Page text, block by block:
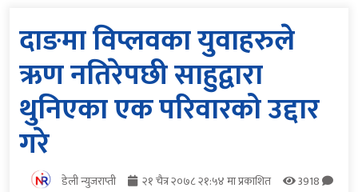
दाङमा विप्लवका युवाहरुले
ऋण नतिरेपछी साहुद्वारा
थुनिएका एक परिवारको उद्दार
गरे
डेली न्युजराप्ती २१ चैत्र २०७८ २१:५४ मा प्रकाशित
3918